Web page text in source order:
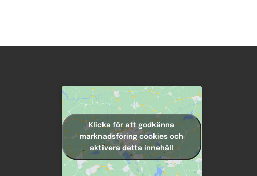
Klicka för att godkänna
marknadsföring cookies och
aktivera detta innehåll